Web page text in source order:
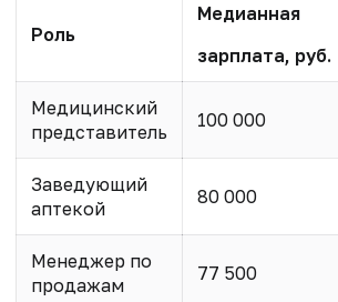
Роль
Медианная
зарплата, руб.
Медицинский
представитель
100 000
Заведующий
аптекой
80 000
Менеджер по
продажам
77 500